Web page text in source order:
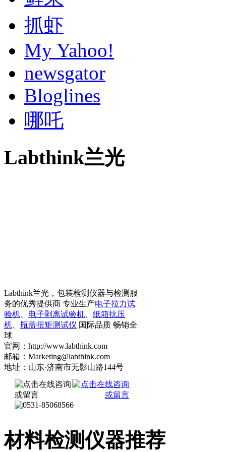
抓虾
My Yahoo!
newsgator
Bloglines
哪吒
Labthink兰光
Labthink兰光，包装检测仪器与检测服
务的优秀提供商 专业生产电子拉力试
验机
电子剥离试验机
纸箱抗压
机
瓶盖扭矩测试仪 国际品质 畅销全
球
官网：http://www.labthink.com
邮箱：Marketing@labthink.com
地址：山东·济南市无影山路144号
材料检测仪器推荐